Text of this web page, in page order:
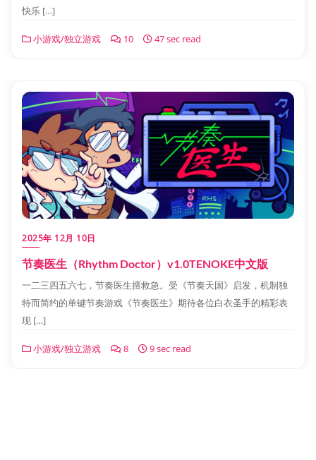
快乐 […]
小游戏/独立游戏 10 47 sec read
2025年 12月 10日
节奏医生（Rhythm Doctor）v1.0TENOKE中文版
一二三四五六七，节奏医生擅救急。受《节奏天国》启发，机制独
特而简约的单键节奏游戏《节奏医生》期待各位白衣圣手的精彩表
现 […]
小游戏/独立游戏 8 9 sec read